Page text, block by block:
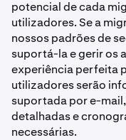
potencial de cada
utilizadores. Se a
nossos padrões de
suportá-la e gerir os
experiência perfeita
utilizadores serão
suportada por e-
detalhadas e
necessárias.